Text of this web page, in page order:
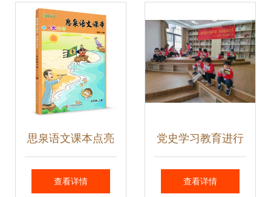
思泉语文课本点亮
大语文 五年级上册
查看详情
党史学习教育进行
时 小新的图书馆第
查看详情